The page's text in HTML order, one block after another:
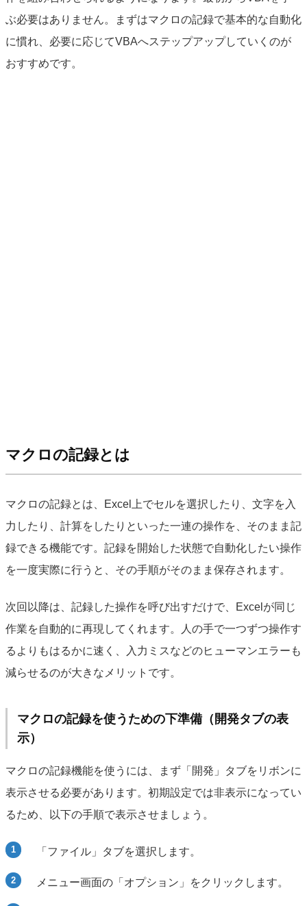
ぶ必要はありません。まずはマクロの記録で基本的な自動化
に慣れ、必要に応じてVBAへステップアップしていくのが
おすすめです。
マクロの記録とは
マクロの記録とは、Excel上でセルを選択したり、文字を入
力したり、計算をしたりといった一連の操作を、そのまま記
録できる機能です。記録を開始した状態で自動化したい操作
を一度実際に行うと、その手順がそのまま保存されます。
次回以降は、記録した操作を呼び出すだけで、Excelが同じ
作業を自動的に再現してくれます。人の手で一つずつ操作す
るよりもはるかに速く、入力ミスなどのヒューマンエラーも
減らせるのが大きなメリットです。
マクロの記録を使うための下準備（開発タブの表
示）
マクロの記録機能を使うには、まず「開発」タブをリボンに
表示させる必要があります。初期設定では非表示になってい
るため、以下の手順で表示させましょう。
「ファイル」タブを選択します。
メニュー画面の「オプション」をクリックします。